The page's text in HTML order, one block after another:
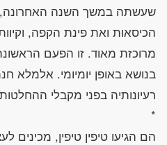
שעשתה במשך השנה האחרונה,
הכיסאות ואת פינת הקפה,
מרוכזת מאוד. זו הפעם
בנושא באופן יומיומי.
הם הגיעו טיפין טיפין,